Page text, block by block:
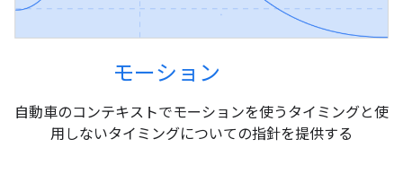
モーション
自動車のコンテキストでモーションを使うタイミングと使
用しないタイミングについての指針を提供する